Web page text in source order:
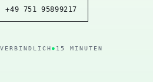
+49 751 95899217
15 MINUTEN